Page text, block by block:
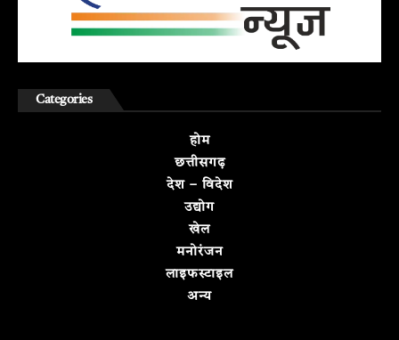
Categories
होम
छत्तीसगढ़
देश – विदेश
उद्योग
खेल
मनोरंजन
लाइफस्टाइल
अन्य